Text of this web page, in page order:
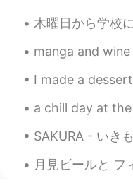
木曜日から学校に直接採用される。 給料めっちゃ上がる！ しかもボーナ
manga and wine night again to
I made a dessert 👨‍🍳 It’s cooked
a chill day at the tea house this tea
SAKURA - いきものがかり 🌸These are
月見ビールと フィッシュでございまーす！イェーーイ！ ほうぼうさんは